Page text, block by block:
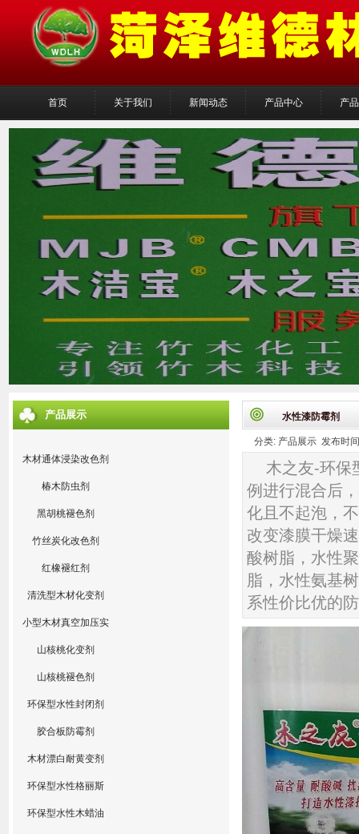
首页 关于我们 新闻动态 产品中心 产
产品展示
木材通体浸染改色剂
椿木防虫剂
黑胡桃褪色剂
竹丝炭化改色剂
红橡褪红剂
清洗型木材化变剂
小型木材真空加压实
山核桃化变剂
山核桃褪色剂
环保型水性封闭剂
胶合板防霉剂
木材漂白耐黄变剂
环保型水性格丽斯
环保型水性木蜡油
水性漆防霉剂
分类: 产品展示 发布时
木之友-环保
例进行混合后
化且不起泡，
改变漆膜干燥
酸树脂，水性
脂，水性氨基
系性价比优的